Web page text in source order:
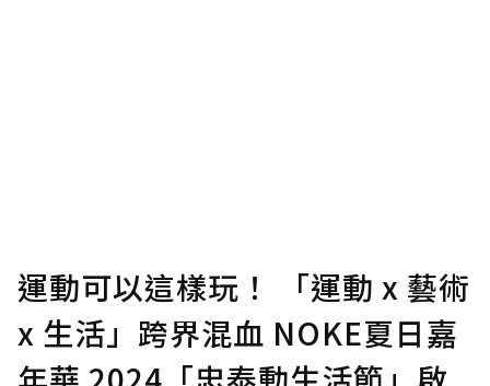
運動可以這樣玩！ 「運動 x 藝術
x 生活」跨界混血 NOKE夏日嘉